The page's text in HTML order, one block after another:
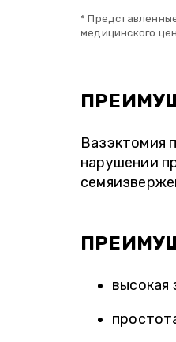
*
медицинского
Вазэктомия
нарушении
высокая